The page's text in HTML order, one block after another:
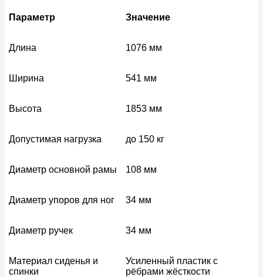
Параметр Значение
Длина 1076 мм
Ширина 541 мм
Высота 1853 мм
Допустимая нагрузка до 150 кг
Диаметр основной рамы 108 мм
Диаметр упоров для ног 34 мм
Диаметр ручек 34 мм
Материал сиденья и
спинки
Усиленный пластик с
рёбрами жёсткости